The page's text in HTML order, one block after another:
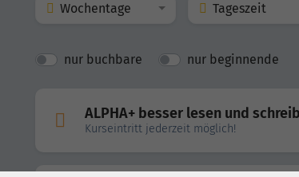
Wochentage Tageszeit
nur buchbare nur beginnende
ALPHA+ besser lesen und
Kurseintritt jederzeit möglich!